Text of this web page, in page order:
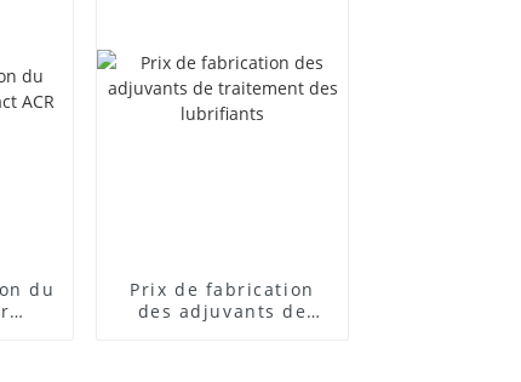
du
Prix ​​de fabrication
des adjuvants de